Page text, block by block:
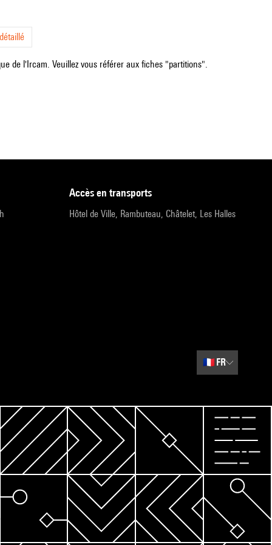
de l'Ircam. Veuillez vous référer aux fiches "partitions".
accès en transports
Hôtel de Ville, Rambuteau, Châtelet, Les Halles
🇫🇷 FR